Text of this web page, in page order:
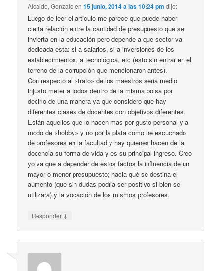
Alcalde, Gonzalo en15 junio, 2014 a las 10:24 pm dijo:
Luego de leer el articulo me parece que puede haber
cierta relación entre la cantidad de presupuesto que se
invierta en la educación pero depende a que sector va
dedicada esta: si a salarios, si a inversiones de los
establecimientos, a tecnológica, etc (esto sin entrar en el
terreno de la corrupción que mencionaron antes).
Con respecto al «trato» de los maestros seria medio
injusto meter a todos dentro de la misma bolsa por
decirlo de una manera ya que considero que hay
diferentes clases de docentes con objetivos diferentes.
Están aquellos que lo hacen mas por gusto personal y a
modo de «hobby» y no por la plata como he escuchado
de profesores en la facultad y hay quienes hacen de la
docencia su forma de vida y es su principal ingreso. Creo
yo va que a depender de estos factos la influencia de un
mayor o menor presupuesto; hacia què se destina el
aumento (que sin dudas podria ser positivo si bien se
utilizara) y la vocación de los mismos profesores.
Responder ↓